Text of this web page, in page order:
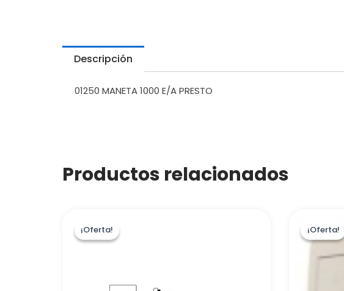
Descripción
01250 MANETA 1000 E/A PRESTO
Productos relacionados
¡Oferta!
¡Oferta! ¡Oferta!
¡Oferta!